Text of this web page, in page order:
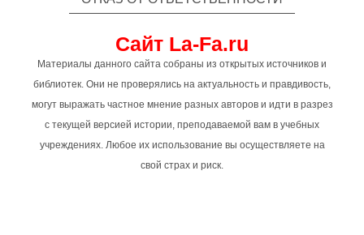
Сайт La-Fa.ru
Материалы данного сайта собраны из открытых источников и
библиотек. Они не проверялись на актуальность и правдивость,
могут выражать частное мнение разных авторов и идти в разрез
с текущей версией истории, преподаваемой вам в учебных
учреждениях. Любое их использование вы осуществляете на
свой страх и риск.